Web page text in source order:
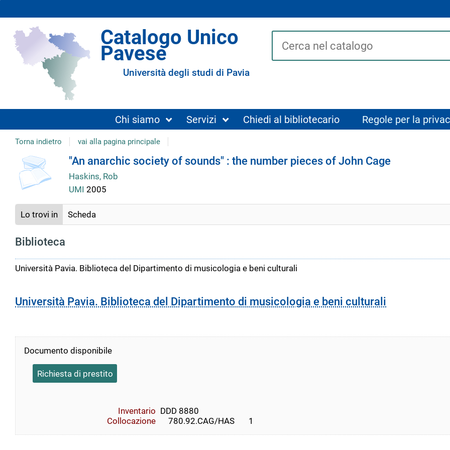
Catalogo Unico
Pavese
Università degli studi di Pavia
Cerca su "Catalogo"
Chi siamo Servizi Chiedi al bibliotecario Regole per la
Torna indietro vai alla pagina principale
Dettaglio
del
documento
copertina "An anarchic society of sounds" : the number pieces of John Cage
Haskins, Rob
UMI 2005
Lo trovi in Scheda
Biblioteca
Università Pavia. Biblioteca del Dipartimento di musicologia e beni culturali
Università Pavia. Biblioteca del Dipartimento di musicologia e beni culturali
Documento disponibile
Richiesta di prestito
Inventario DDD 8880
Collocazione
    780.92.CAG/HAS       1